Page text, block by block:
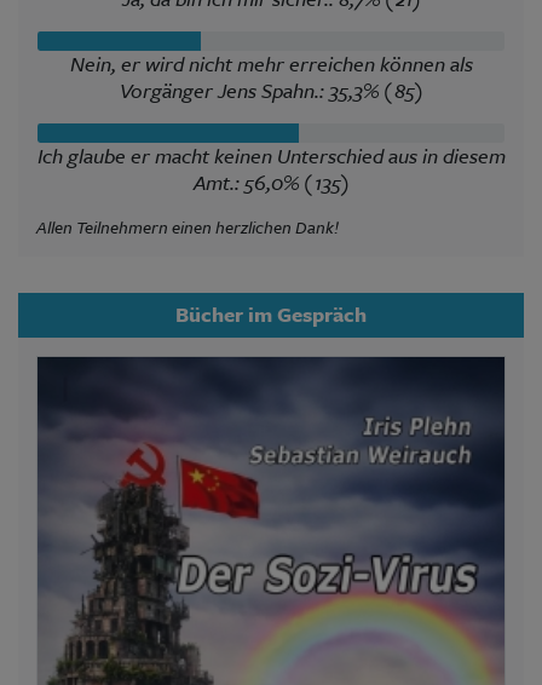
Nein, er wird nicht mehr erreichen können als
Vorgänger Jens Spahn.: 35,3% (85)
Ich glaube er macht keinen Unterschied aus in diesem
Amt.: 56,0% (135)
Allen Teilnehmern einen herzlichen Dank!
Bücher im Gespräch